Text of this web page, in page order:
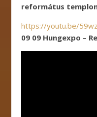
református
https://youtu.be/
09 09 Hungexpo –